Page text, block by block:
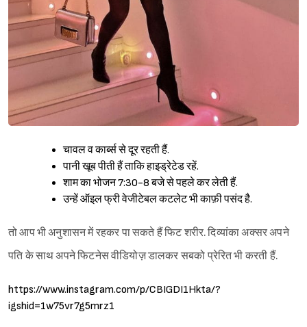
चावल व कार्ब्स से दूर रहती हैं.
पानी खूब पीती हैं ताकि हाइड्रेटेड रहें.
शाम का भोजन 7:30-8 बजे से पहले कर लेती हैं.
उन्हें ऑइल फ्री वेजीटेबल कटलेट भी काफ़ी पसंद है.
तो आप भी अनुशासन में रहकर पा सकते हैं फिट शरीर. दिव्यांका अक्सर अपने
पति के साथ अपने फिटनेस वीडियोज़ डालकर सबको प्रेरित भी करती हैं.
https://www.instagram.com/p/CBIGDI1Hkta/?
igshid=1w75vr7g5mrz1